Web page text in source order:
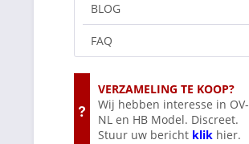
BLOG
FAQ
VERZAMELING TE KOOP?
Wij hebben interesse in OV-
NL en HB Model. Discreet.
Stuur uw bericht klik hier.